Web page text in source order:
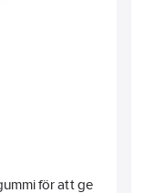
för att ge